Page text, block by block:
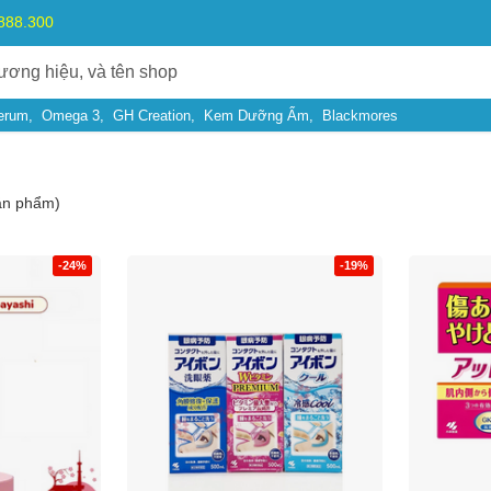
Omega 3 GH Creation Kem Dưỡng Ẩm Blackmores
phẩm)
-24% -19%